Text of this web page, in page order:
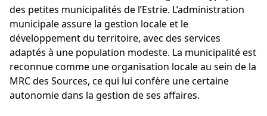
des petites municipalités de l’Estrie. L’administration
municipale assure la gestion locale et le
développement du territoire, avec des services
adaptés à une population modeste. La municipalité est
reconnue comme une organisation locale au sein de la
MRC des Sources, ce qui lui confère une certaine
autonomie dans la gestion de ses affaires.